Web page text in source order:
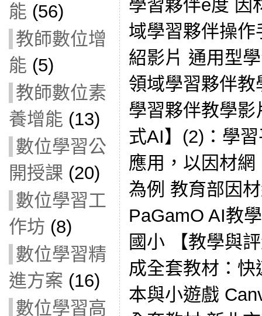
能 (56)
教師數位增
能 (5)
教師數位素
養增能 (13)
數位學習公
開授課 (20)
數位學習工
作坊 (8)
數位學習精
進方案 (16)
數位學習高
學習夥伴e度 因
域學習夥伴操
紹影片 通用型
領域學習夥伴
學習夥伴教學
式AI】(2)：學
應用，以因材
為例 教育部因
PaGamO AI教
國小 【教學與
成全套教材：
本與小遊戲